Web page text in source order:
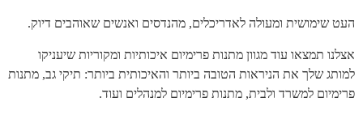
העט שימושית ומעולה לאדריכלים, מהנדסים ואנשים שאוהבים דיוק.
אצלנו תמצאו עוד מגוון מתנות פרימיום איכותיות ומקוריות שיעניקו
למותג שלך את הניראות הטובה ביותר והאיכותית ביותר: תיקי גב, מתנות
פרימיום למשרד ולבית, מתנות פרימיום למנהלים ועוד.